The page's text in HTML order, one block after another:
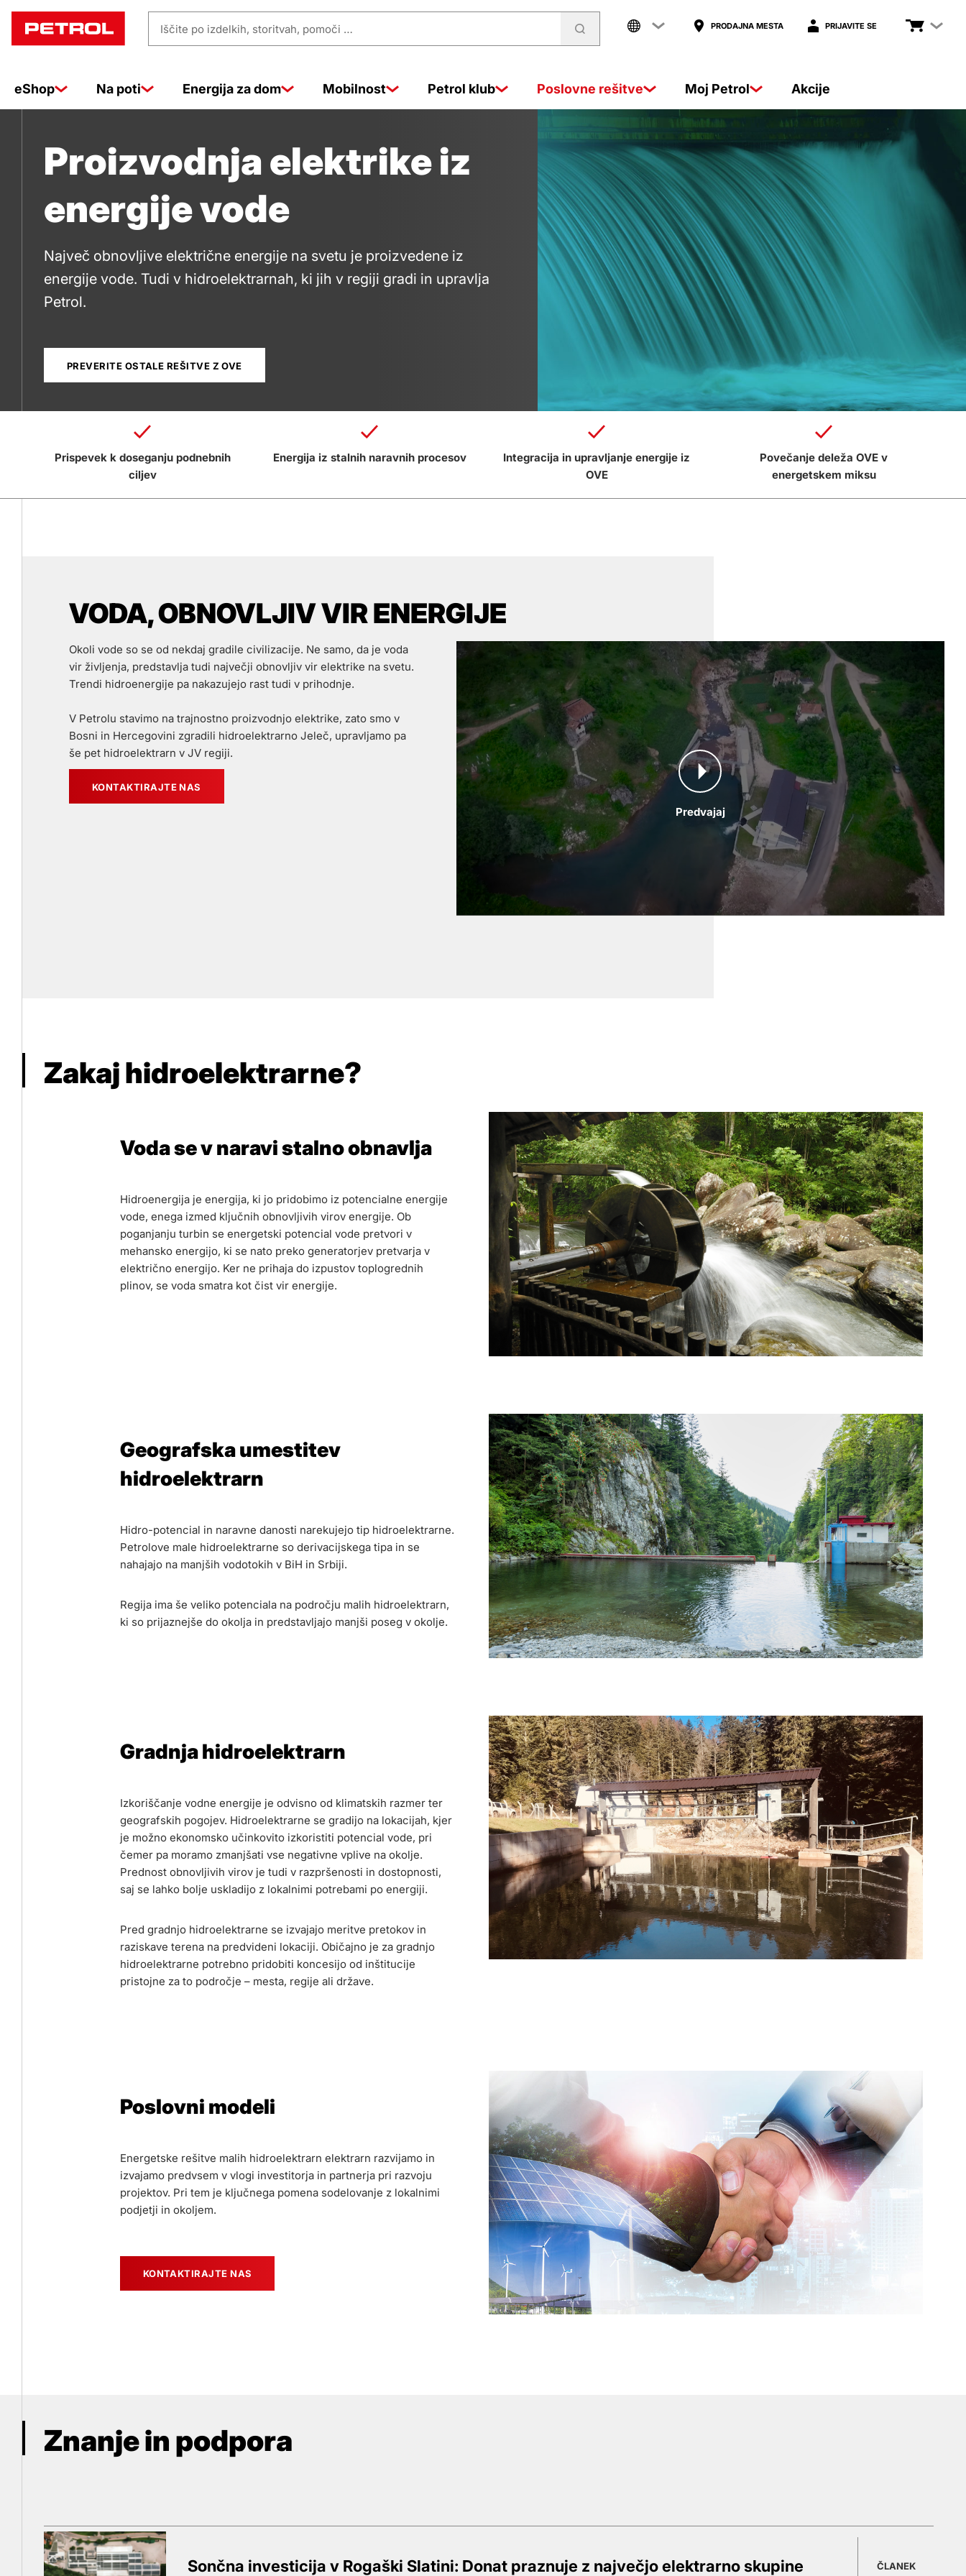
Proizvodnja
elektrike
iz
hidro
energije
Iščite
storitvah,
PRODAJNA MESTA PRIJAVITE SE
eShop Na poti Energija za dom Mobilnost Petrol klub Poslovne rešitve Moj Petrol Akcije
Proizvodnja elektrike iz
energije vode
Največ obnovljive električne energije na svetu je proizvedene iz
energije vode. Tudi v hidroelektrarnah, ki jih v regiji gradi in upravlja
Petrol.
PREVERITE OSTALE REŠITVE Z OVE
Prispevek k doseganju podnebnih
ciljev
Energija iz stalnih naravnih procesov
Integracija in upravljanje energije iz
OVE
Povečanje deleža OVE v
energetskem miksu
VODA, OBNOVLJIV VIR ENERGIJE
Predvajaj
Okoli vode so se od nekdaj gradile civilizacije. Ne samo, da je voda
vir življenja, predstavlja tudi največji obnovljiv vir elektrike na svetu.
Trendi hidroenergije pa nakazujejo rast tudi v prihodnje.
V Petrolu stavimo na trajnostno proizvodnjo elektrike, zato smo v
Bosni in Hercegovini zgradili hidroelektrarno Jeleč, upravljamo pa
še pet hidroelektrarn v JV regiji.
KONTAKTIRAJTE NAS
Zakaj hidroelektrarne?
Voda se v naravi stalno obnavlja
Hidroenergija je energija, ki jo pridobimo iz potencialne energije
vode, enega izmed ključnih obnovljivih virov energije. Ob
poganjanju turbin se energetski potencial vode pretvori v
mehansko energijo, ki se nato preko generatorjev pretvarja v
električno energijo. Ker ne prihaja do izpustov toplogrednih
plinov, se voda smatra kot čist vir energije.
Geografska umestitev
hidroelektrarn
Hidro-potencial in naravne danosti narekujejo tip hidroelektrarne.
Petrolove male hidroelektrarne so derivacijskega tipa in se
nahajajo na manjših vodotokih v BiH in Srbiji.
Regija ima še veliko potenciala na področju malih hidroelektrarn,
ki so prijaznejše do okolja in predstavljajo manjši poseg v okolje.
Gradnja hidroelektrarn
Izkoriščanje vodne energije je odvisno od klimatskih razmer ter
geografskih pogojev. Hidroelektrarne se gradijo na lokacijah, kjer
je možno ekonomsko učinkovito izkoristiti potencial vode, pri
čemer pa moramo zmanjšati vse negativne vplive na okolje.
Prednost obnovljivih virov je tudi v razpršenosti in dostopnosti,
saj se lahko bolje uskladijo z lokalnimi potrebami po energiji.
Pred gradnjo hidroelektrarne se izvajajo meritve pretokov in
raziskave terena na predvideni lokaciji. Običajno je za gradnjo
hidroelektrarne potrebno pridobiti koncesijo od inštitucije
pristojne za to področje – mesta, regije ali države.
Poslovni modeli
Energetske rešitve malih hidroelektrarn elektrarn razvijamo in
izvajamo predvsem v vlogi investitorja in partnerja pri razvoju
projektov. Pri tem je ključnega pomena sodelovanje z lokalnimi
podjetji in okoljem.
KONTAKTIRAJTE NAS
Znanje in podpora
Sončna investicija v Rogaški Slatini: Donat praznuje z največjo elektrarno skupine ČLANEK